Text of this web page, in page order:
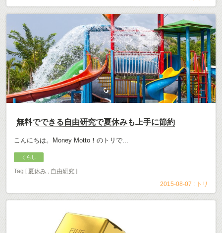
無料でできる自由研究で夏休みも上手に節約
こんにちは。Money Motto！のトリで...
くらし
Tag [ 夏休み , 自由研究 ]
2015-08-07 : トリ